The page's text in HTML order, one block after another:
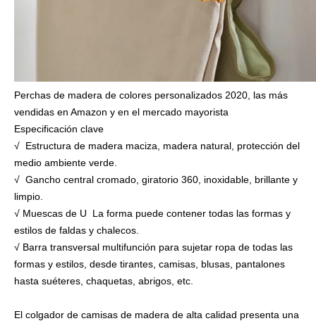
Perchas de madera de colores personalizados 2020, las más
vendidas en Amazon y en el mercado mayorista
Especificación clave
√ Estructura de madera maciza, madera natural, protección del
medio ambiente verde.
√ Gancho central cromado, giratorio 360, inoxidable, brillante y
limpio.
√ Muescas de U La forma puede contener todas las formas y
estilos de faldas y chalecos.
√ Barra transversal multifunción para sujetar ropa de todas las
formas y estilos, desde tirantes, camisas, blusas, pantalones
hasta suéteres, chaquetas, abrigos, etc.
El colgador de camisas de madera de alta calidad presenta una